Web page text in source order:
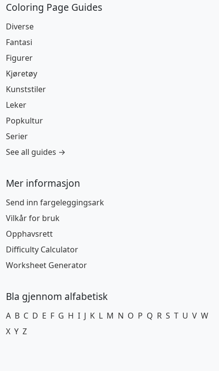
Coloring Page Guides
Diverse
Fantasi
Figurer
Kjøretøy
Kunststiler
Leker
Popkultur
Serier
See all guides →
Mer informasjon
Send inn fargeleggingsark
Vilkår for bruk
Opphavsrett
Difficulty Calculator
Worksheet Generator
Bla gjennom alfabetisk
A B C D E F G H I J K L M N O P Q R S T U V W
X Y Z